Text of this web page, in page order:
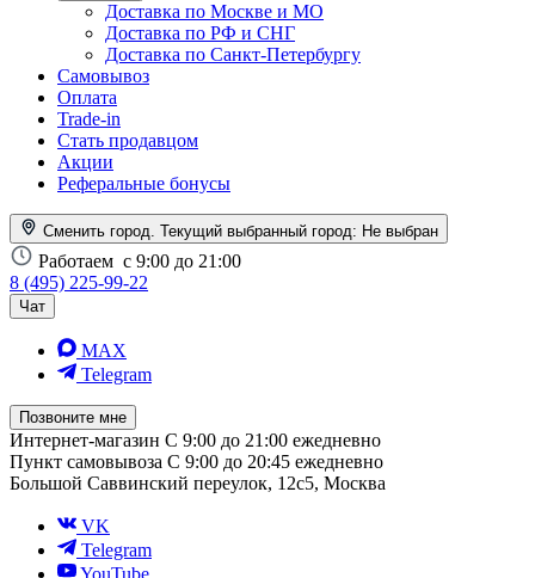
Доставка по Москве и МО
Доставка по РФ и СНГ
Доставка по Санкт-Петербургу
Самовывоз
Оплата
Trade-in
Стать продавцом
Акции
Реферальные бонусы
Сменить город. Текущий выбранный город: Не выбран
Работаем с 9:00 до 21:00
8 (495) 225-99-22
Чат
MAX
Telegram
Позвоните мне
Интернет-магазин С 9:00 до 21:00 ежедневно
Пункт самовывоза С 9:00 до 20:45 ежедневно
Большой Саввинский переулок, 12с5, Москва
VK
Telegram
YouTube